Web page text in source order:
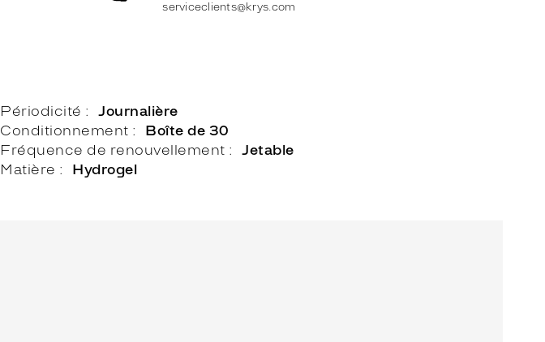
serviceclients@krys.com
Périodicité
Journalière
Conditionnement
Boîte de 30
Fréquence de renouvellement
Jetable
Matière
Hydrogel